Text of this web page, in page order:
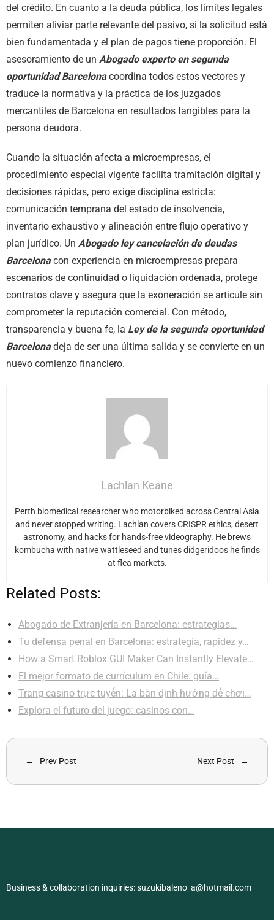
del crédito. En cuanto a la deuda pública, los límites legales
permiten aliviar parte relevante del pasivo, si la solicitud está
bien fundamentada y el plan de pagos tiene proporción. El
asesoramiento de un Abogado experto en segunda
oportunidad Barcelonacoordina todos estos vectores y
traduce la normativa y la práctica de los juzgados
mercantiles de Barcelona en resultados tangibles para la
persona deudora.
Cuando la situación afecta a microempresas, el
procedimiento especial vigente facilita tramitación digital y
decisiones rápidas, pero exige disciplina estricta:
comunicación temprana del estado de insolvencia,
inventario exhaustivo y alineación entre flujo operativo y
plan jurídico. Un Abogado ley cancelación de deudas
Barcelonacon experiencia en microempresas prepara
escenarios de continuidad o liquidación ordenada, protege
contratos clave y asegura que la exoneración se articule sin
comprometer la reputación comercial. Con método,
transparencia y buena fe, la Ley de la segunda oportunidad
Barcelonadeja de ser una última salida y se convierte en un
nuevo comienzo financiero.
Lachlan Keane
Perth biomedical researcher who motorbiked across Central Asia
and never stopped writing. Lachlan covers CRISPR ethics, desert
astronomy, and hacks for hands-free videography. He brews
kombucha with native wattleseed and tunes didgeridoos he finds
at flea markets.
Related Posts:
Abogado de Extranjería en Barcelona: estrategias…
Tu defensa penal en Barcelona: estrategia, rapidez y…
How a Smart Roblox GUI Maker Can Instantly Elevate…
El mejor formato de currículum en Chile: guía…
Trang casino trực tuyến: La bàn định hướng để chơi…
Explora el futuro del juego: casinos con…
Prev Post Next Post
Business & collaboration inquiries:suzukibaleno_a@hotmail.com